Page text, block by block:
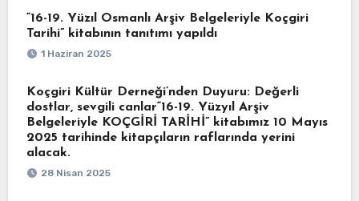
“16-19. Yüzıl Osmanlı Arşiv Belgeleriyle Koçgiri
Tarihi” kitabının tanıtımı yapıldı
1 Haziran 2025
Koçgiri Kültür Derneği’nden Duyuru: Değerli
dostlar, sevgili canlar“16-19. Yüzyıl Arşiv
Belgeleriyle KOÇGİRİ TARİHİ” kitabımız 10 Mayıs
2025 tarihinde kitapçıların raflarında yerini
alacak.
28 Nisan 2025